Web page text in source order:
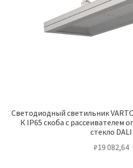
Светодиодный светильник
К IP65 скоба с рассеивателем
стекло DALI
₽19 082,64